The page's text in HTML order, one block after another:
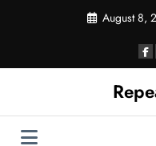
August 8,